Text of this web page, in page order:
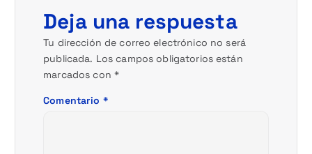
Deja una respuesta
Tu dirección de correo electrónico no será
publicada. Los campos obligatorios están
marcados con *
Comentario *